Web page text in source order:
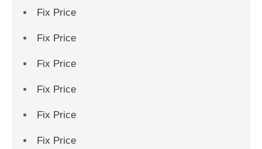
Fix Price
Fix Price
Fix Price
Fix Price
Fix Price
Fix Price